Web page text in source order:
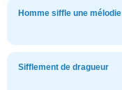
Homme siffle une mélodie
Sifflement de dragueur